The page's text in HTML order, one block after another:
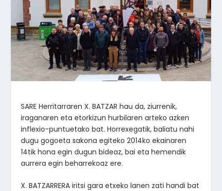
SARE Herritarraren X. BATZAR hau da, ziurrenik,
iraganaren eta etorkizun hurbilaren arteko azken
inflexio-puntuetako bat. Horrexegatik, baliatu nahi
dugu gogoeta sakona egiteko 2014ko ekainaren
14tik hona egin dugun bideaz, bai eta hemendik
aurrera egin beharrekoaz ere.
X. BATZARRERA iritsi gara etxeko lanen zati handi bat